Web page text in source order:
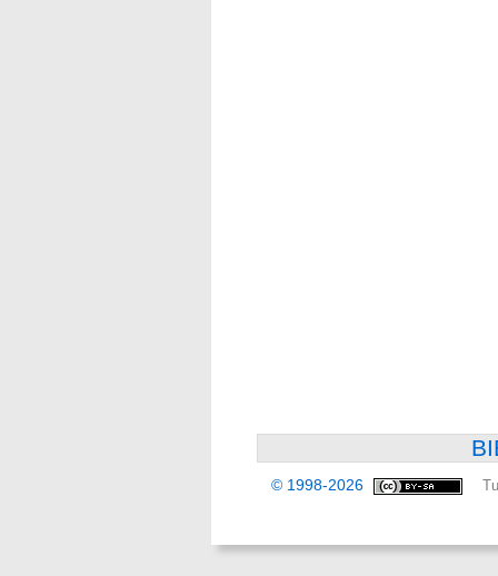
© 1998-2026